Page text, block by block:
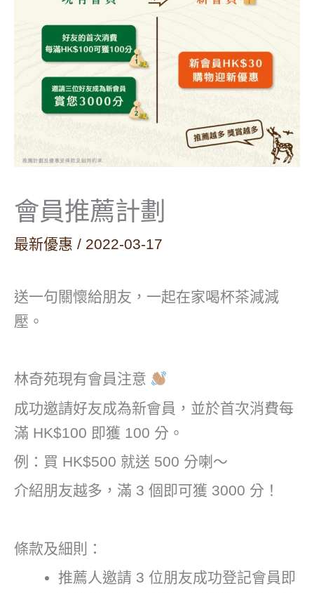
會員推薦計劃
最新優惠 / 2022-03-17
送一句關懷給朋友，一起在家喝杯茶減減
壓。
林奇苑現有會員注意
成功邀請好友成為新會員，並於首次消費每
滿 HK$100 即獲 100 分。
例：買 HK$500 就送 500 分喇～
介紹朋友越多，滿 3 個即可獲 3000 分！
條款及細則：
推薦人邀請 3 位朋友成功登記會員即